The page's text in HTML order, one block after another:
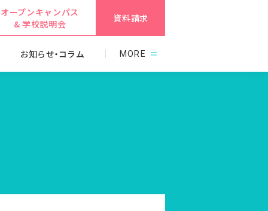
オープンキャンパス
& 学校説明会
資料請求
お知らせ・コラム MORE